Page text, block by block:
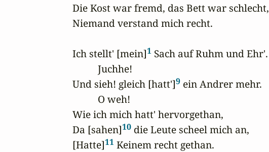
Die Kost war fremd, das Bett war schlecht,
Niemand verstand mich recht.
Ich stellt' [mein]1 Sach auf Ruhm und Ehr'.
          Juchhe!
Und sieh! gleich [hatt']9 ein Andrer mehr.
          O weh!
Wie ich mich hatt' hervorgethan,
Da [sahen]10 die Leute scheel mich an,
[Hatte]11 Keinem recht gethan.